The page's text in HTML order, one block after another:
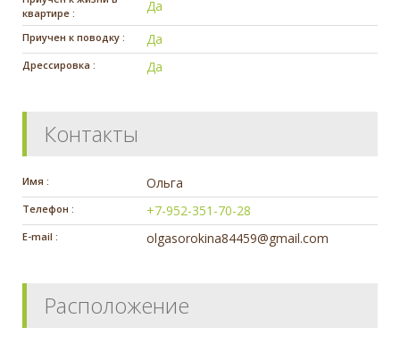
квартире :
Да
Приучен к поводку : Да
Дрессировка : Да
Контакты
Имя : Ольга
Телефон : +7-952-351-70-28
E-mail : olgasorokina84459@gmail.com
Расположение